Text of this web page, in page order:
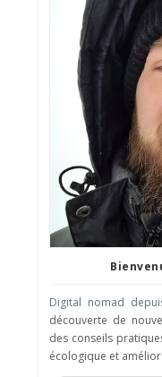
Digital nomad
découverte de
des conseils
écologique et